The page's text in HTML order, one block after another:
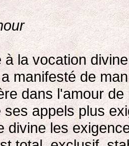
la vocation
manifesté de
dans l'amour
ses appels plus
divine les